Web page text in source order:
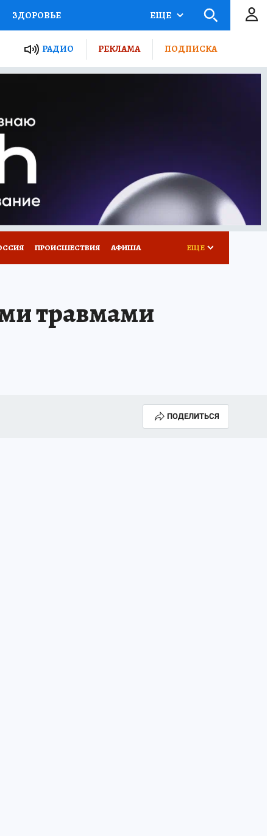
ЗДОРОВЬЕ
РОССИИ
ПУТЕВОДИТЕЛЬ
ПОТРЕБИТЕЛЯ
ЕЩЕ
РАДИО РЕКЛАМА ПОДПИСКА
ПРОИСШЕСТВИЯ АФИША ЕЩЕ
травмами
ПОДЕЛИТЬСЯ